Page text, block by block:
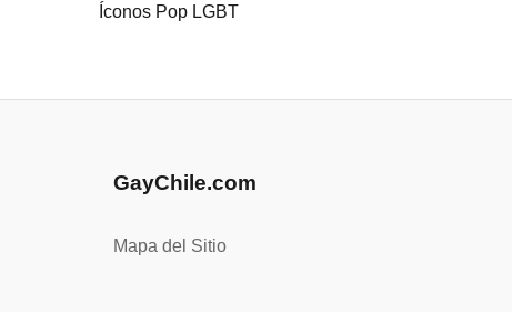
Íconos Pop LGBT
GayChile.com
Mapa del Sitio